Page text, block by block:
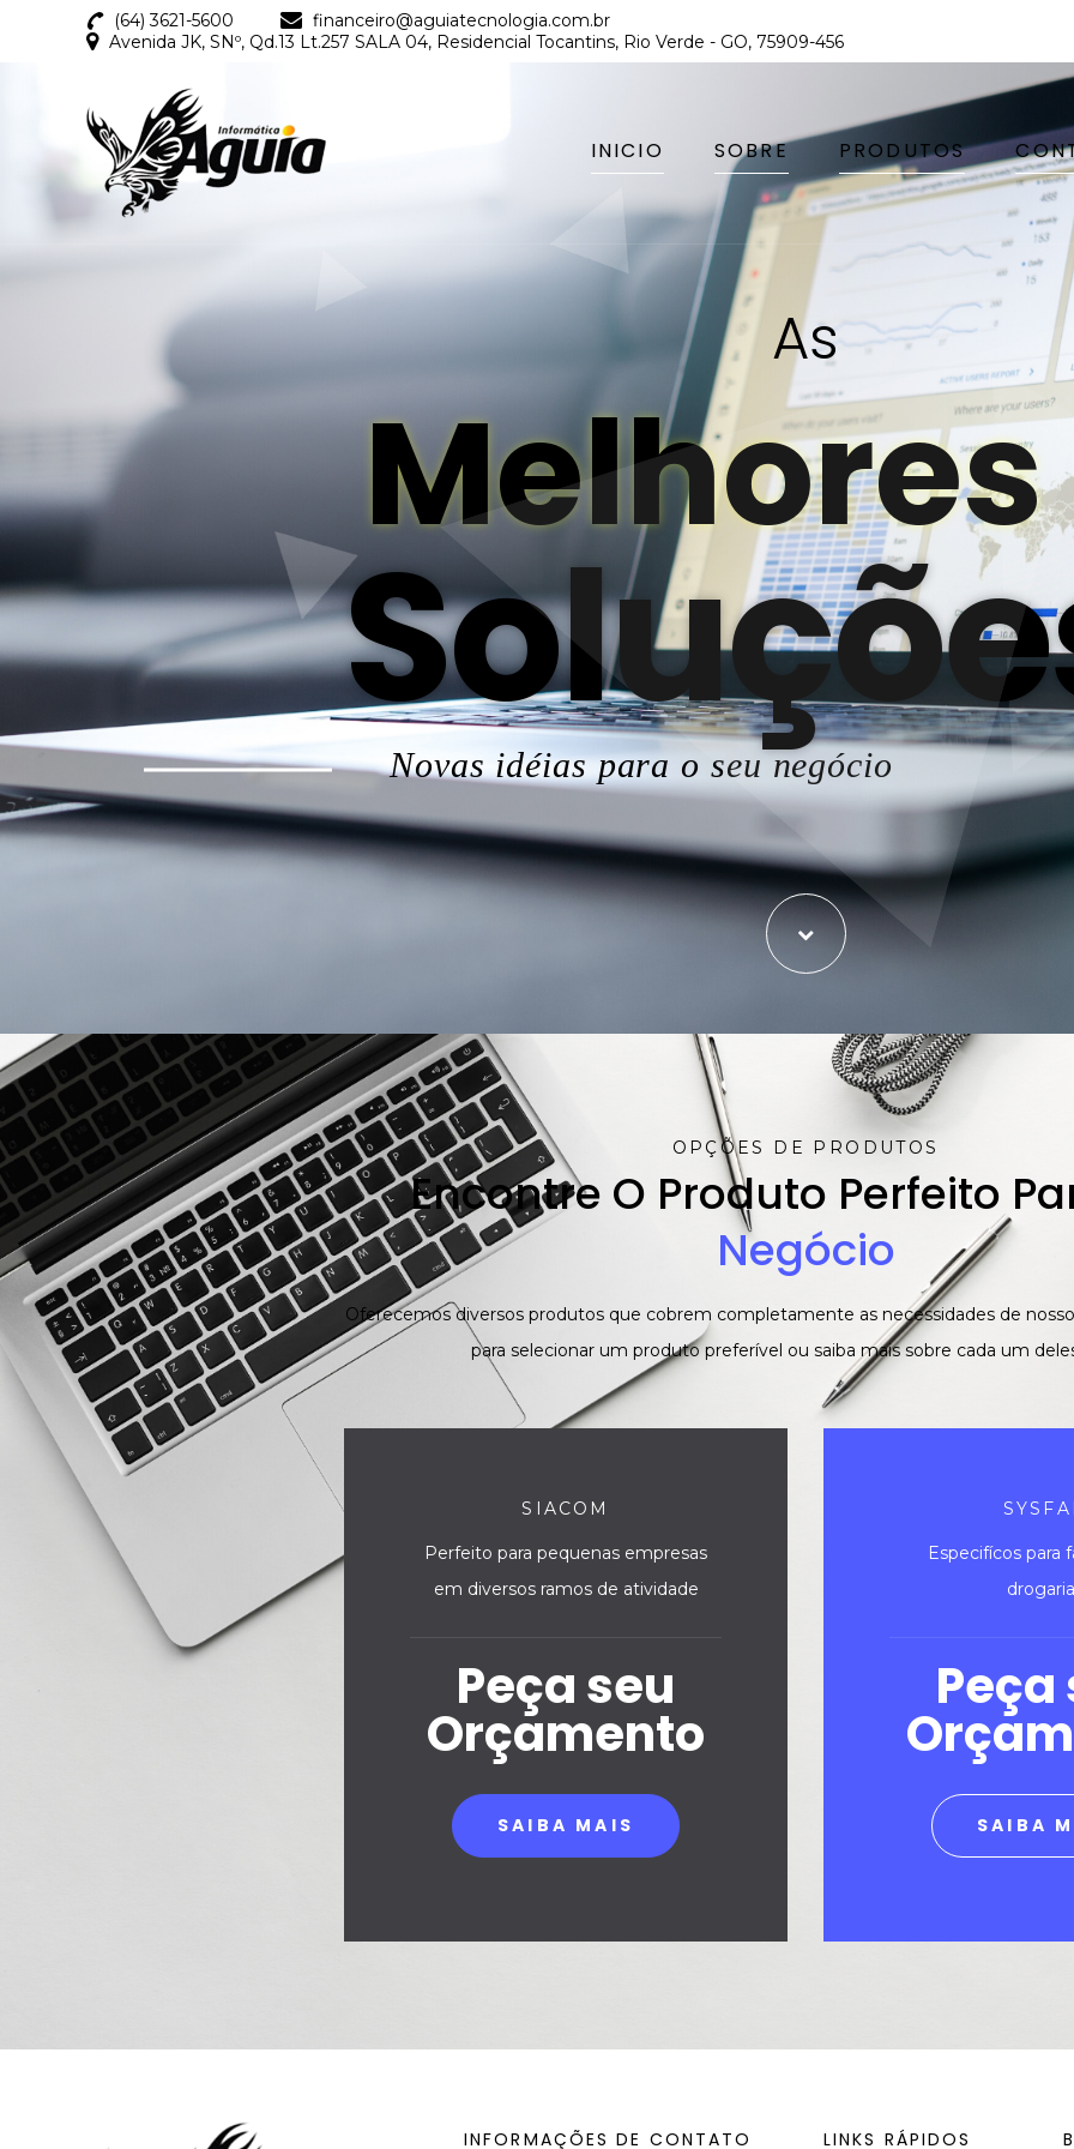
(64) 3621-5600
financeiro@aguiatecnologia.com.br
Avenida JK, SNº, Qd.13 Lt.257 SALA 04, Residencial Tocantins, Rio Verde - GO, 75909-456
INICIO SOBRE PRODUTOS
As
Melhores
Novas idéias para o seu negócio
OPÇÕES DE PRODUTOS
Encontre O Produto Perfeito
Negócio
Oferecemos diversos produtos que cobrem completamente as necessidades de
para selecionar um produto preferível ou saiba mais sobre cada um
SIACOM
Perfeito para pequenas empresas
em diversos ramos de atividade
Peça seu
Orçamento
SAIBA MAIS
Especifícos para
Peça
SAIBA
INFORMAÇÕES DE CONTATO LINKS RÁPIDOS